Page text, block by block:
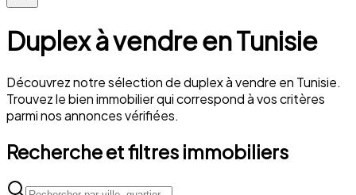
Duplexà vendreen Tunisie
Découvrez notre sélection deduplexà vendre en Tunisie.
Trouvez le bien immobilier qui correspond à vos critères
parmi nos annonces vérifiées.
Recherche et filtres immobiliers